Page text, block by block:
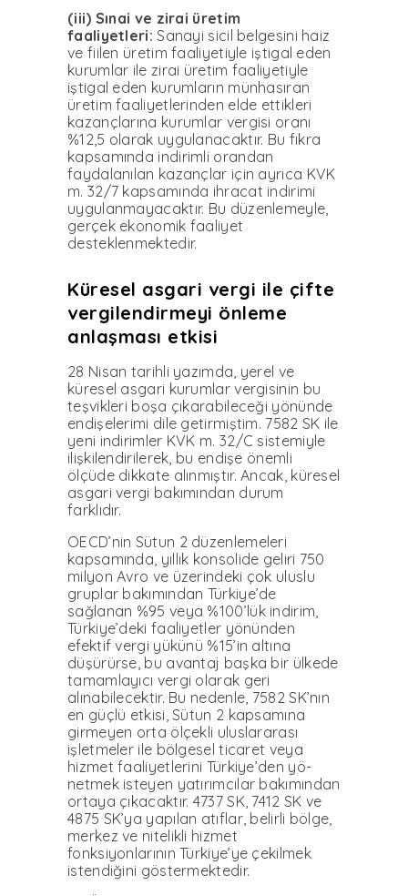
(iii) Sınai ve zirai üretim
faaliyetleri:Sanayi sicil bel­gesini haiz
ve fiilen üretim fa­aliyetiyle iştigal eden
kurum­lar ile zirai üretim faaliyetiyle
iştigal eden kurumların mün­hasıran
üretim faaliyetlerin­den elde ettikleri
kazançla­rına kurumlar vergisi oranı
%12,5 olarak uygulanacaktır. Bu fıkra
kapsamında indirimli orandan
faydalanılan kazanç­lar için ayrıca KVK
m. 32/7 kapsamında ihracat indirimi
uygulanmayacaktır. Bu dü­zenlemeyle,
gerçek ekonomik faaliyet
desteklenmektedir.
Küresel asgari vergi ile çifte
vergilendirmeyi önleme
anlaşması etkisi
28 Nisan tarihli yazımda, yerel ve
küresel asgari ku­rumlar vergisinin bu
teşvik­leri boşa çıkarabileceği yö­nünde
endişelerimi dile ge­tirmiştim. 7582 SK ile
yeni indirimler KVK m. 32/C sis­temiyle
ilişkilendirilerek, bu endişe önemli
ölçüde dikkate alınmıştır. Ancak, küresel
as­gari vergi bakımından durum
farklıdır.
OECD’nin Sütun 2 düzen­lemeleri
kapsamında, yıl­lık konsolide geliri 750
mil­yon Avro ve üzerindeki çok uluslu
gruplar bakımından Türkiye’de
sağlanan %95 ve­ya %100’lük indirim,
Türki­ye’deki faaliyetler yönünden
efektif vergi yükünü %15’in altına
düşürürse, bu avantaj başka bir ülkede
tamamlayıcı vergi olarak geri
alınabilecek­tir. Bu nedenle, 7582 SK’nın
en güçlü etkisi, Sütun 2 kap­samına
girmeyen orta ölçek­li uluslararası
işletmeler ile bölgesel ticaret veya
hizmet faaliyetlerini Türkiye’den yö­
netmek isteyen yatırımcılar bakımından
ortaya çıkacak­tır. 4737 SK, 7412 SK ve
4875 SK’ya yapılan atıflar, belir­li bölge,
merkez ve nitelikli hizmet
fonksiyonlarının Tür­kiye’ye çekilmek
istendiğini göstermektedir.